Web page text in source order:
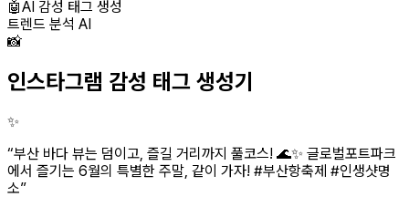
🤖AI 감성 태그 생성
트렌드 분석 AI
📸
인스타그램 감성 태그 생성기
✨
“부산 바다 뷰는 덤이고, 즐길 거리까지 풀코스! 🌊✨ 글로벌포트파크
에서 즐기는 6월의 특별한 주말, 같이 가자! #부산항축제 #인생샷명
소”